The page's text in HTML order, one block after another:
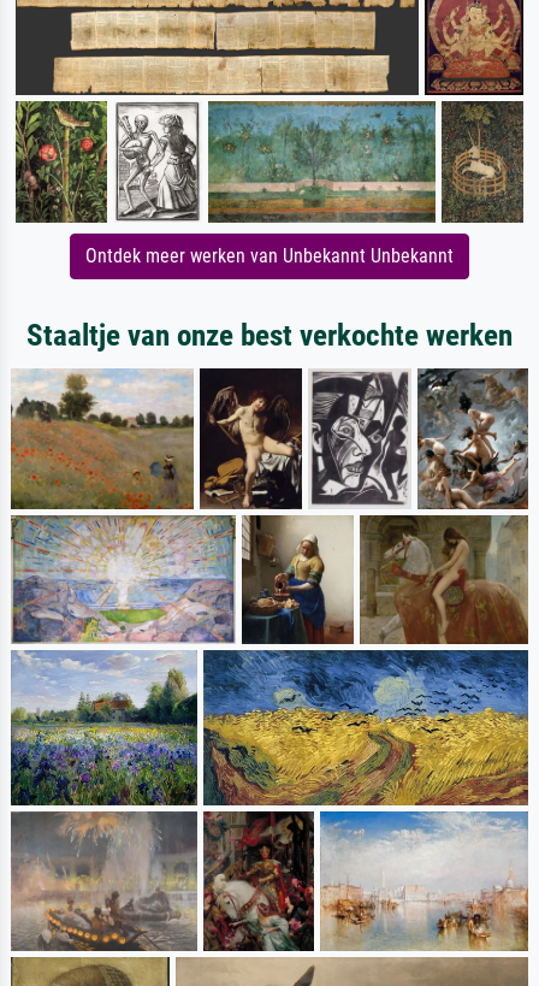
Ontdek meer werken van Unbekannt Unbekannt
Staaltje van onze best verkochte werken